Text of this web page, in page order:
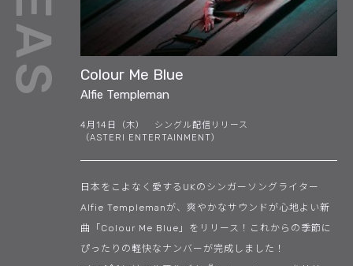
Colour Me Blue
Alfie Templeman
4月14日（木） シングル配信リリース
（ASTERI ENTERTAINMENT）
日本をこよなく愛するUKのシンガーソングライター
Alfie Templemanが、爽やかなサウンドが心地よい新
曲「Colour Me Blue」をリリース！これからの季節に
ぴったりの軽快なナンバーが完成しました！